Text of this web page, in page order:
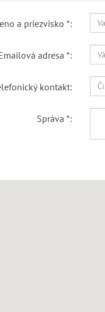
a priezvisko *:
adresa *:
kontakt:
Správa *: